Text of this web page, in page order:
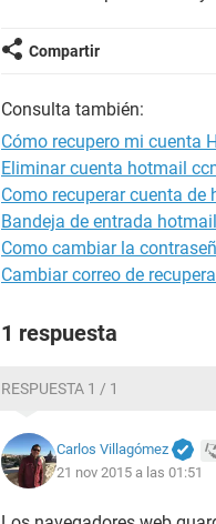
Compartir
Consulta también:
Cómo recupero mi cuenta
Eliminar cuenta hotmail
Como recuperar cuenta
Bandeja de entrada hotmail
Como cambiar la
Cambiar correo de
1 respuesta
RESPUESTA 1 / 1
Carlos Villagómez
21 nov 2015 a las 01:51